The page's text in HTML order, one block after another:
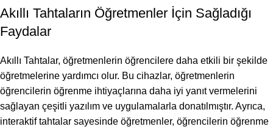
Akıllı Tahtaların Öğretmenler İçin Sağladığı
Faydalar
Akıllı Tahtalar, öğretmenlerin öğrencilere daha etkili bir şekilde
öğretmelerine yardımcı olur. Bu cihazlar, öğretmenlerin
öğrencilerin öğrenme ihtiyaçlarına daha iyi yanıt vermelerini
sağlayan çeşitli yazılım ve uygulamalarla donatılmıştır. Ayrıca,
interaktif tahtalar sayesinde öğretmenler, öğrencilerin öğrenme